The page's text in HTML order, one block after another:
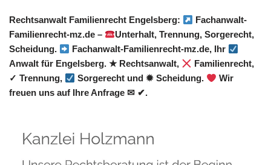
Rechtsanwalt Familienrecht Engelsberg:
Fachanwalt-
Familienrecht-mz.de –
Unterhalt, Trennung, Sorgerecht,
Scheidung.
Fachanwalt-Familienrecht-mz.de, Ihr
Anwalt für Engelsberg. ★ Rechtsanwalt,
Familienrecht,
✓ Trennung,
Sorgerecht und ✹ Scheidung.
Wir
freuen uns auf Ihre Anfrage ✉ ✔.